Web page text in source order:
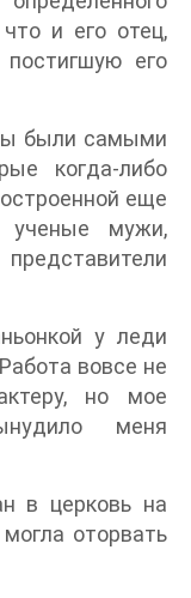
и его отец,
его
были самыми
когда-либо
еще
ученые мужи,
у леди
вовсе не
но мое
меня
в церковь на
оторвать